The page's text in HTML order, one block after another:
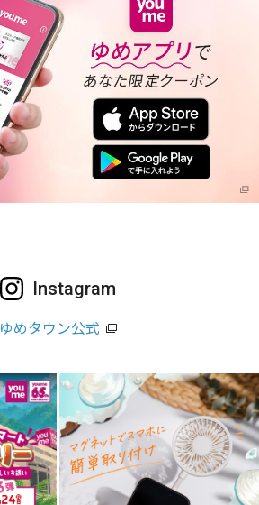
Instagram
ゆめタウン公式